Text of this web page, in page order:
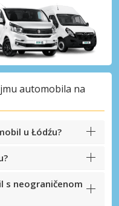
automobila na
u Łódźu?
s neograničenom